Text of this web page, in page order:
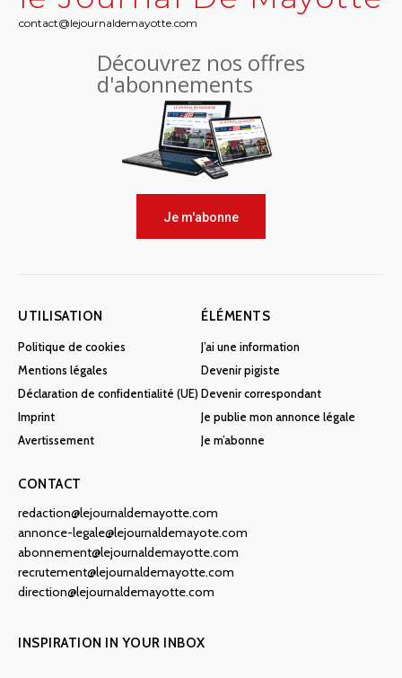
contact@lejournaldemayotte.com
Découvrez nos offres
d'abonnements
Je m'abonne
UTILISATION
Politique de cookies
Mentions légales
Déclaration de confidentialité (UE)
Imprint
Avertissement
ÉLÉMENTS
J’ai une information
Devenir pigiste
Devenir correspondant
Je publie mon annonce légale
Je m’abonne
CONTACT
redaction@lejournaldemayotte.com
annonce-legale@lejournaldemayote.com
abonnement@lejournaldemayotte.com
recrutement@lejournaldemayotte.com
direction@lejournaldemayotte.com
INSPIRATION IN YOUR INBOX